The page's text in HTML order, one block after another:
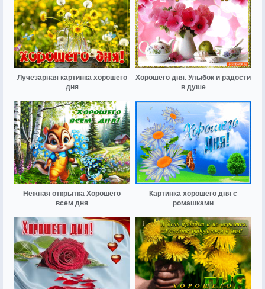
Лучезарная картинка хорошего
дня
Хорошего дня. Улыбок и радости
в душе
Нежная открытка Хорошего
всем дня
Картинка хорошего дня с
ромашками